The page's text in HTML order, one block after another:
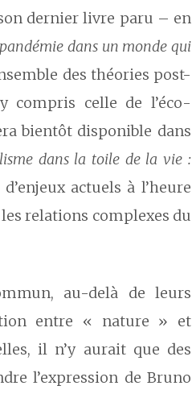
son dernier livre paru – en
dans un monde qui
des théories post-
compris celle de l’éco-
bientôt disponible dans
dans la toile de la vie :
actuels à l’heure
relations complexes du
au-delà de leurs
entre « nature » et
il n’y aurait que des
l’expression de Bruno